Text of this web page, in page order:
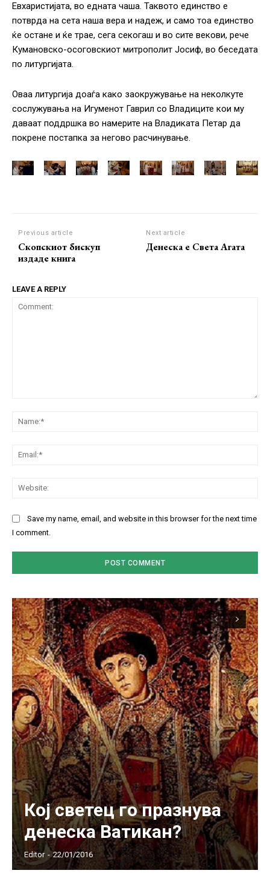
Евхаристијата, во едната чаша. Таквото единство е
потврда на сета наша вера и надеж, и само тоа единство
ќе остане и ќе трае, сега секогаш и во сите векови, рече
Кумановско-осоговскиот митрополит Јосиф, во беседата
по литургијата.
Оваа литургија доаѓа како заокружување на неколкуте
сослужувања на Игуменот Гаврил со Владиците кои му
даваат поддршка во намерите на Владиката Петар да
покрене постапка за негово расчинување.
Previous article
Скопскиот бискуп
издаде книга
Next article
Денеска е Света Агата
LEAVE A REPLY
Save my name, email, and website in this browser for the next time
I comment.
Кој светец го празнува
денеска Ватикан?
Editor - 22/01/2016